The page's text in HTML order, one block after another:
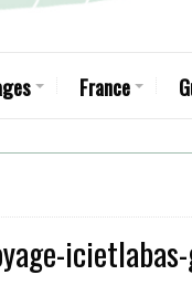
France